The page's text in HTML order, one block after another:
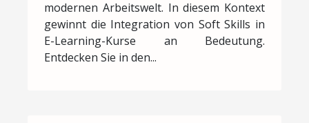
modernen Arbeitswelt. In diesem Kontext
gewinnt die Integration von Soft Skills in
E-Learning-Kurse an Bedeutung.
Entdecken Sie in den...